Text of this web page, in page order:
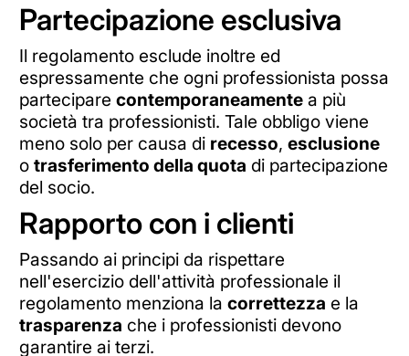
Partecipazione esclusiva
Il regolamento esclude inoltre ed
espressamente che ogni professionista possa
partecipare contemporaneamentea più
società tra professionisti. Tale obbligo viene
meno solo per causa di recesso, esclusione
o trasferimento della quota di partecipazione
del socio.
Rapporto con i clienti
Passando ai principi da rispettare
nell'esercizio dell'attività professionale il
regolamento menziona la correttezza e la
trasparenza che i professionisti devono
garantire ai terzi.